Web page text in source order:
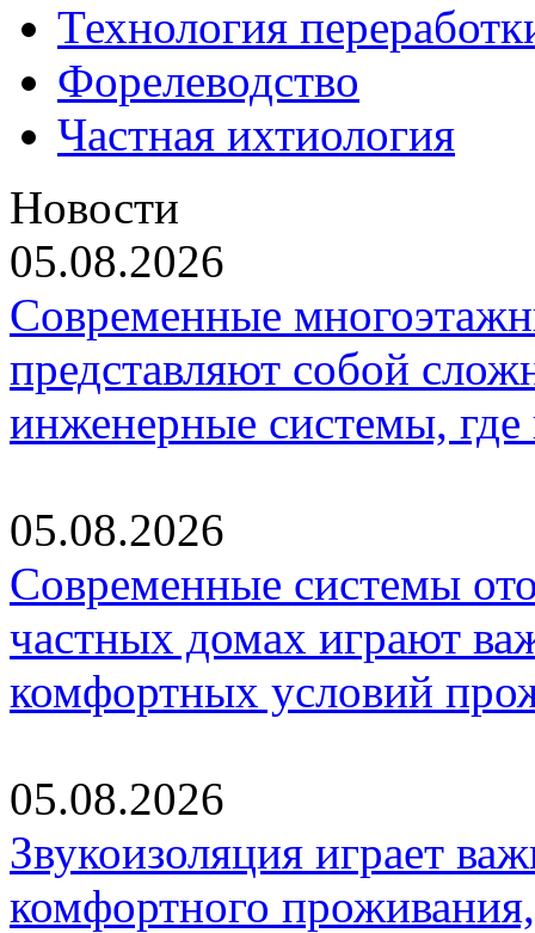
Технология
Форелеводство
Частная ихтиология
Новости
05.08.2026
Современные
представляют собой
инженерные системы,
05.08.2026
Современные системы
частных домах играют
комфортных условий
05.08.2026
Звукоизоляция играет
комфортного